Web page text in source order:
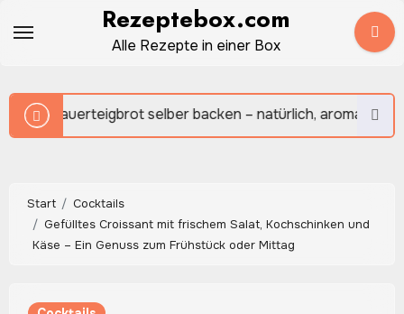
Inhalt
Rezeptebox.com
Alle Rezepte in einer Box
selber backen – natürlich, aromatisch und herrlich
Start
Cocktails
Gefülltes Croissant mit frischem Salat, Kochschinken und
Käse – Ein Genuss zum Frühstück oder Mittag